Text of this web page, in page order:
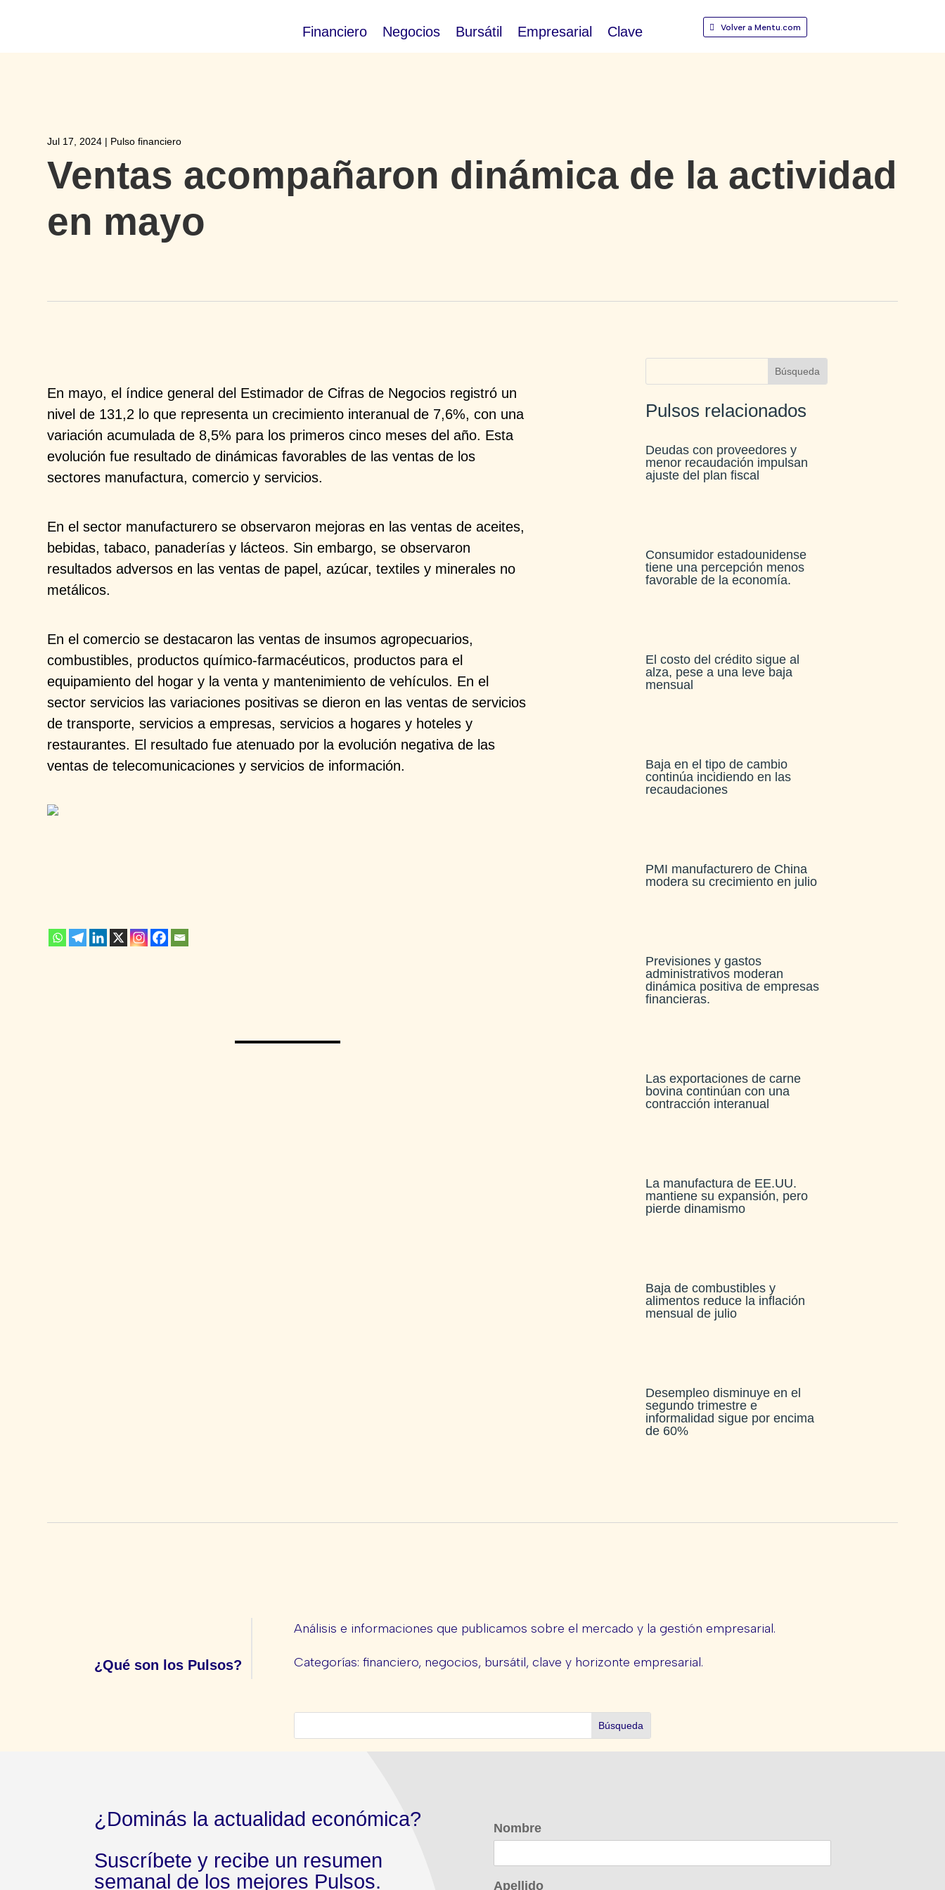
Financiero Negocios Bursátil Empresarial Clave Volver a Mentu.com
Jul 17, 2024 | Pulso financiero
Ventas acompañaron dinámica de la actividad
en mayo
En mayo, el índice general del Estimador de Cifras de Negocios registró un
nivel de 131,2 lo que representa un crecimiento interanual de 7,6%, con una
variación acumulada de 8,5% para los primeros cinco meses del año. Esta
evolución fue resultado de dinámicas favorables de las ventas de los
sectores manufactura, comercio y servicios.​
En el sector manufacturero se observaron mejoras en las ventas de aceites,
bebidas, tabaco, panaderías y lácteos. Sin embargo, se observaron
resultados adversos en las ventas de papel, azúcar, textiles y minerales no
metálicos. ​
En el comercio se destacaron las ventas de insumos agropecuarios,
combustibles, productos químico-farmacéuticos, productos para el
equipamiento del hogar y la venta y mantenimiento de vehículos. En el
sector servicios las variaciones positivas se dieron en las ventas de servicios
de transporte, servicios a empresas, servicios a hogares y hoteles y
restaurantes. El resultado fue atenuado por la evolución negativa de las
ventas de telecomunicaciones y servicios de información.​
Pulsos relacionados
Deudas con proveedores y
menor recaudación impulsan
ajuste del plan fiscal​
Consumidor estadounidense
tiene una percepción menos
favorable de la economía​.
El costo del crédito sigue al
alza, pese a una leve baja
mensual​
Baja en el tipo de cambio
continúa incidiendo en las
recaudaciones​
PMI manufacturero de China
modera su crecimiento en julio​
Previsiones y gastos
administrativos moderan
dinámica positiva de empresas
financieras​.
Las exportaciones de carne
bovina continúan con una
contracción interanual
La manufactura de EE.UU.
mantiene su expansión, pero
pierde dinamismo
Baja de combustibles y
alimentos reduce la inflación
mensual de julio​
Desempleo disminuye en el
segundo trimestre e
informalidad sigue por encima
de 60%
¿Qué son los Pulsos?
Análisis e informaciones que publicamos sobre el mercado y la gestión empresarial.
Categorías: financiero, negocios, bursátil, clave y horizonte empresarial.
¿Dominás la actualidad económica?
Suscríbete y recibe un resumen
semanal de los mejores Pulsos.
Nombre
Apellido